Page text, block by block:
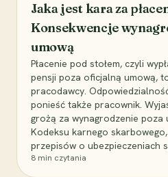
Jaka jest kara za
Konsekwencje
umową
Płacenie pod stołem, czyli
pensji poza oficjalną umową,
pracodawcy.
ponieść także pracownik.
grożą za wynagrodzenie poza
Kodeksu karnego
przepisów o ubezpieczeniach
8 min czytania